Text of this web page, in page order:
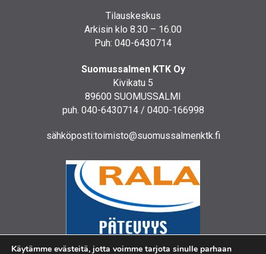
Tilauskeskus
Arkisin klo 8.30 – 16.00
Puh: 040-6430714
Suomussalmen KTK Oy
Kivikatu 5
89600 SUOMUSSALMI
puh. 040-6430714 / 0400-166998
sähköposti:toimisto@suomussalmenktk.fi
Käytämme evästeitä, jotta voimme tarjota sinulle parhaan